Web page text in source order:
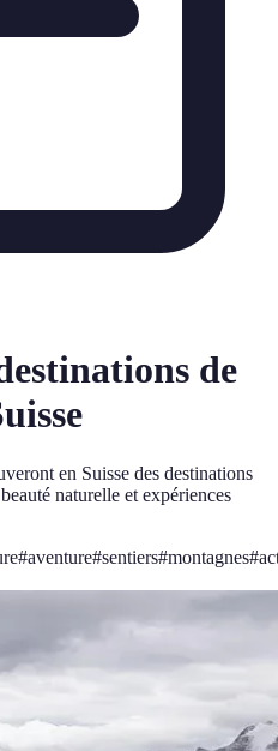
de
en Suisse des destinations
naturelle et expériences
#aventure#sentiers#montagnes#